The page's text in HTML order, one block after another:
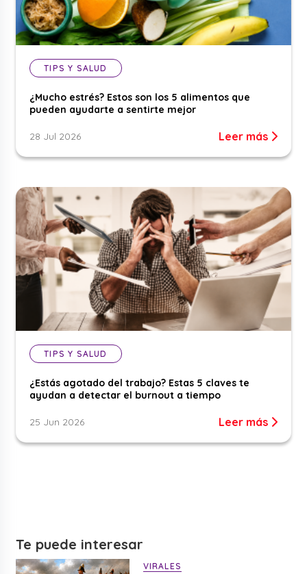
TIPS Y SALUD
¿Mucho estrés? Estos son los 5 alimentos que
pueden ayudarte a sentirte mejor
28 Jul 2026 Leer más
TIPS Y SALUD
¿Estás agotado del trabajo? Estas 5 claves te
ayudan a detectar el burnout a tiempo
25 Jun 2026 Leer más
Te puede interesar
VIRALES